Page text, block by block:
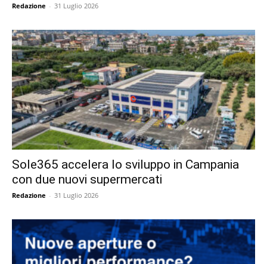
Redazione - 31 Luglio 2026
Sole365 accelera lo sviluppo in Campania
con due nuovi supermercati
Redazione - 31 Luglio 2026